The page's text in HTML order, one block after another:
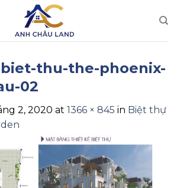
thu-the-phoenix-
02
2, 2020 at 1366 × 845 in Biệt thự